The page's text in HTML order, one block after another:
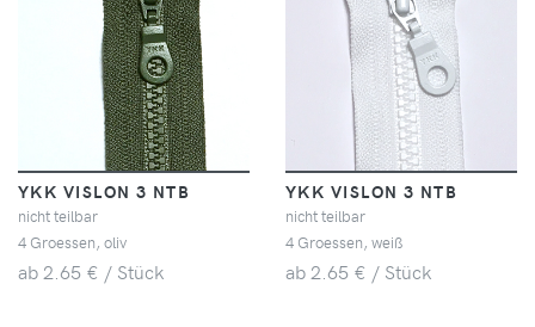
YKK VISLON 3 NTB
nicht teilbar
4 Groessen, oliv
ab 2.65 € / Stück
YKK VISLON 3 NTB
nicht teilbar
4 Groessen, weiß
ab 2.65 € / Stück